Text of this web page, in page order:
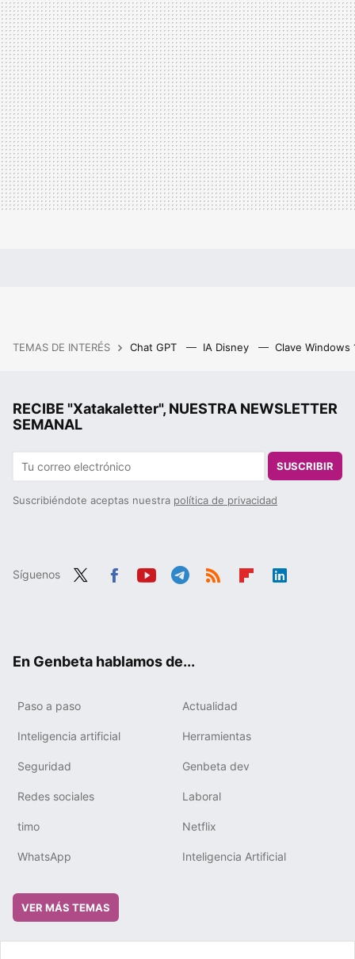
TEMAS DE INTERÉS Chat GPT IA Disney Clave Windows
RECIBE "Xatakaletter", NUESTRA NEWSLETTER
SEMANAL
SUSCRIBIR
Suscribiéndote aceptas nuestra política de privacidad
Síguenos
En Genbeta hablamos de...
Paso a paso Actualidad
Inteligencia artificial Herramientas
Seguridad Genbeta dev
Redes sociales Laboral
timo Netflix
WhatsApp Inteligencia Artificial
VER MÁS TEMAS